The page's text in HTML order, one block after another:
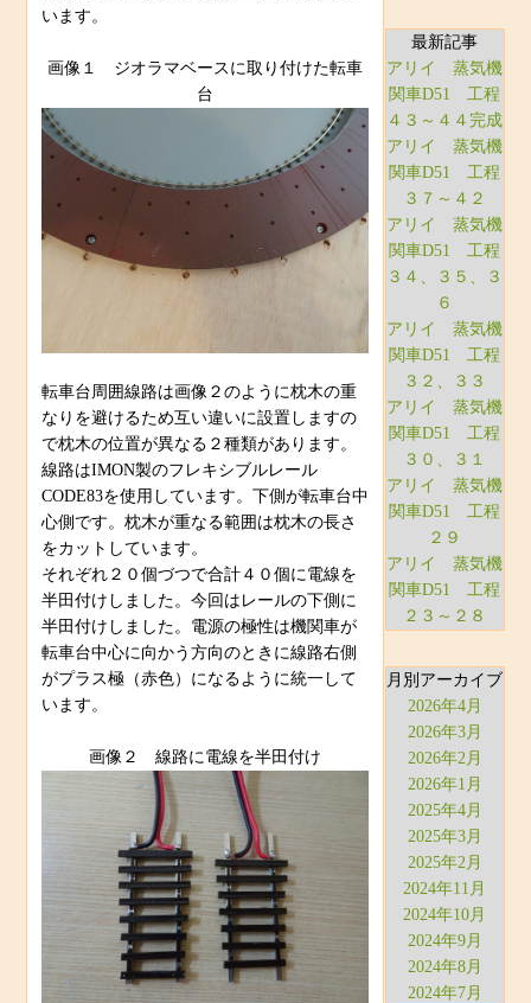
います。
画像１ ジオラマベースに取り付けた転車
台
転車台周囲線路は画像２のように枕木の重
なりを避けるため互い違いに設置しますの
で枕木の位置が異なる２種類があります。
線路はIMON製のフレキシブルレール
CODE83を使用しています。下側が転車台中
心側です。枕木が重なる範囲は枕木の長さ
をカットしています。
それぞれ２０個づつで合計４０個に電線を
半田付けしました。今回はレールの下側に
半田付けしました。電源の極性は機関車が
転車台中心に向かう方向のときに線路右側
がプラス極（赤色）になるように統一して
います。
画像２ 線路に電線を半田付け
最新記事
アリイ 蒸気機
関車D51 工程
４３～４４完成
アリイ 蒸気機
関車D51 工程
３７～４２
アリイ 蒸気機
関車D51 工程
３４、３５、３
６
アリイ 蒸気機
関車D51 工程
３２、３３
アリイ 蒸気機
関車D51 工程
３０、３１
アリイ 蒸気機
関車D51 工程
２９
アリイ 蒸気機
関車D51 工程
２３～２８
月別アーカイブ
2026年4月
2026年3月
2026年2月
2026年1月
2025年4月
2025年3月
2025年2月
2024年11月
2024年10月
2024年9月
2024年8月
2024年7月